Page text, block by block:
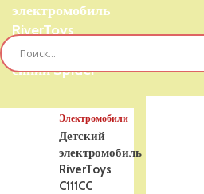
электромобиль
RiverToys
T777TT 4WD
синий Spider
Электромобили
Детский
электромобиль
RiverToys
C111CC